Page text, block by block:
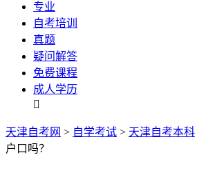
专业
自考培训
真题
疑问解答
免费课程
成人学历

天津自考网 > 自学考试 > 天津自考本科
户口吗？